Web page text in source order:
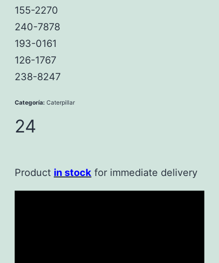
155-2270
240-7878
193-0161
126-1767
238-8247
Categoría: Caterpillar
24
Product in stock for immediate delivery